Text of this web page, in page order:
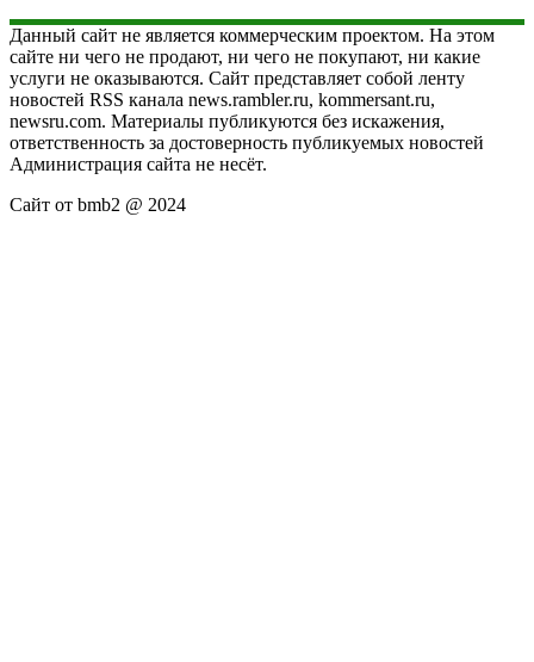
Данный сайт не является коммерческим проектом. На этом
сайте ни чего не продают, ни чего не покупают, ни какие
услуги не оказываются. Сайт представляет собой ленту
новостей RSS канала news.rambler.ru, kommersant.ru,
newsru.com. Материалы публикуются без искажения,
ответственность за достоверность публикуемых новостей
Администрация сайта не несёт.
Сайт от bmb2 @ 2024